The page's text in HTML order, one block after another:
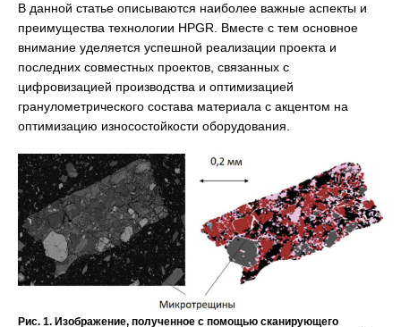
В данной статье описываются наиболее важные аспекты и
преимущества технологии HPGR. Вместе с тем основное
внимание уделяется успешной реализации проекта и
последних совместных проектов, связанных с
цифровизацией производства и оптимизацией
гранулометрического состава материала с акцентом на
оптимизацию износостойкости оборудования.
Рис. 1. Изображение, полученное с помощью сканирующего